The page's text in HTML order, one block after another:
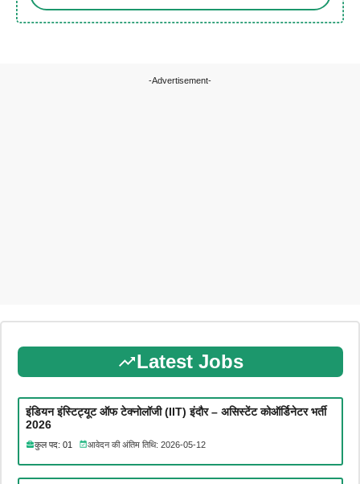
-Advertisement-
Latest Jobs
इंडियन इंस्टिट्यूट ऑफ टेक्नोलॉजी (IIT) इंदौर – असिस्टेंट कोऑर्डिनेटर भर्ती
2026
कुल पद: 01 आवेदन की अंतिम तिथि: 2026-05-12